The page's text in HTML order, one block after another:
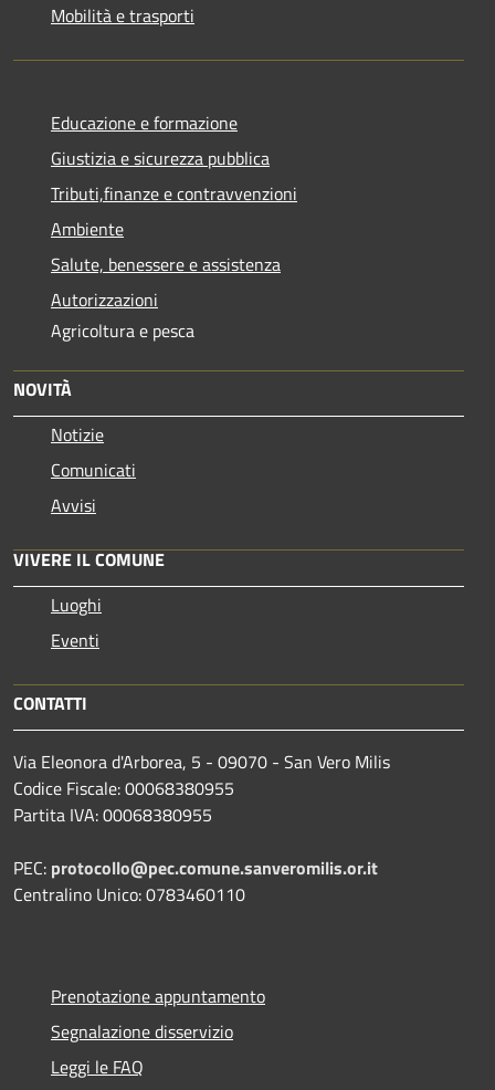
Mobilità e trasporti
Educazione e formazione
Giustizia e sicurezza pubblica
Tributi,finanze e contravvenzioni
Ambiente
Salute, benessere e assistenza
Autorizzazioni
Agricoltura e pesca
NOVITÀ
Notizie
Comunicati
Avvisi
VIVERE IL COMUNE
Luoghi
Eventi
CONTATTI
Via Eleonora d'Arborea, 5 - 09070 - San Vero Milis
Codice Fiscale: 00068380955
Partita IVA: 00068380955
PEC: protocollo@pec.comune.sanveromilis.or.it
Centralino Unico: 0783460110
Prenotazione appuntamento
Segnalazione disservizio
Leggi le FAQ